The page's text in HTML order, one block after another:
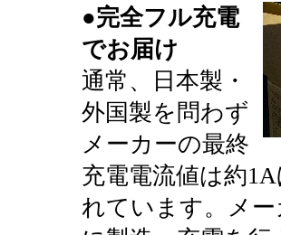
●完全フル充電
でお届け
通常、日本製・
外国製を問わず
メーカーの最終
充電電流値は約
れています。メ